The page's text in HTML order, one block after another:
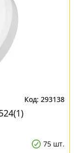
293138
75 шт.